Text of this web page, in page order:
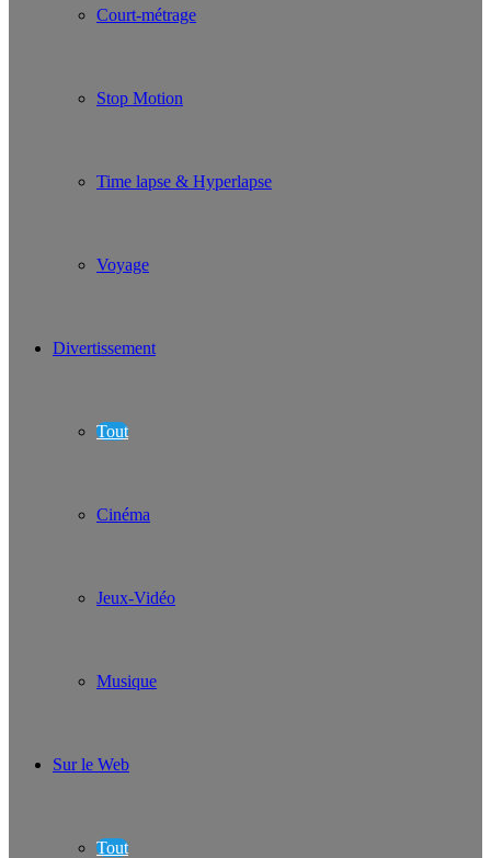
Court-métrage
Stop Motion
Time lapse & Hyperlapse
Voyage
Divertissement
Tout
Cinéma
Jeux-Vidéo
Musique
Sur le Web
Tout